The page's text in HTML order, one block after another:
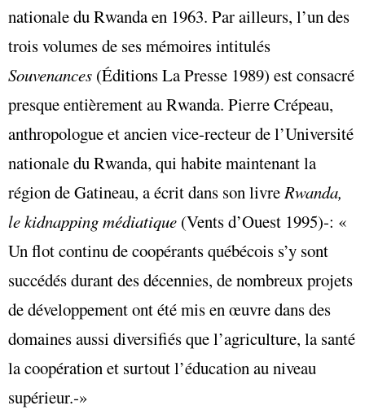
nationale du Rwanda en 1963. Par ailleurs, l’un des
trois volumes de ses mémoires intitulés
Souvenances (Éditions La Presse 1989) est consacré
presque entièrement au Rwanda. Pierre Crépeau,
anthropologue et ancien vice-recteur de l’Université
nationale du Rwanda, qui habite maintenant la
région de Gatineau, a écrit dans son livreRwanda,
le kidnapping médiatique (Vents d’Ouest 1995)‑: «
Un flot continu de coopérants québécois s’y sont
succédés durant des décennies, de nombreux projets
de développement ont été mis en œuvre dans des
domaines aussi diversifiés que l’agriculture, la santé
la coopération et surtout l’éducation au niveau
supérieur.‑»